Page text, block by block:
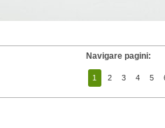
Navigare pagini:
1 2 3 4 5